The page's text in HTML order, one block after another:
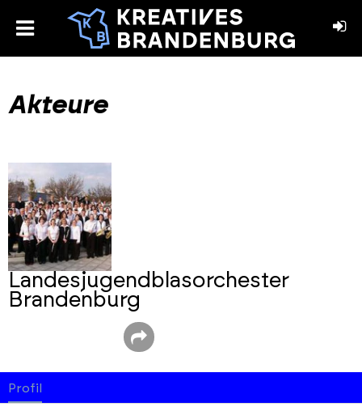
toggle
Akteure
Landesjugendblasorchester
Brandenburg
Profil